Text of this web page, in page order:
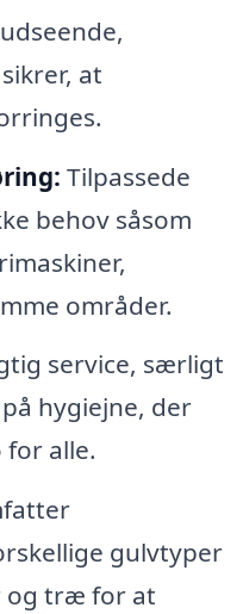
at
Tilpassede
behov såsom
områder.
service, særligt
hygiejne, der
alle.
gulvtyper
og træ for at